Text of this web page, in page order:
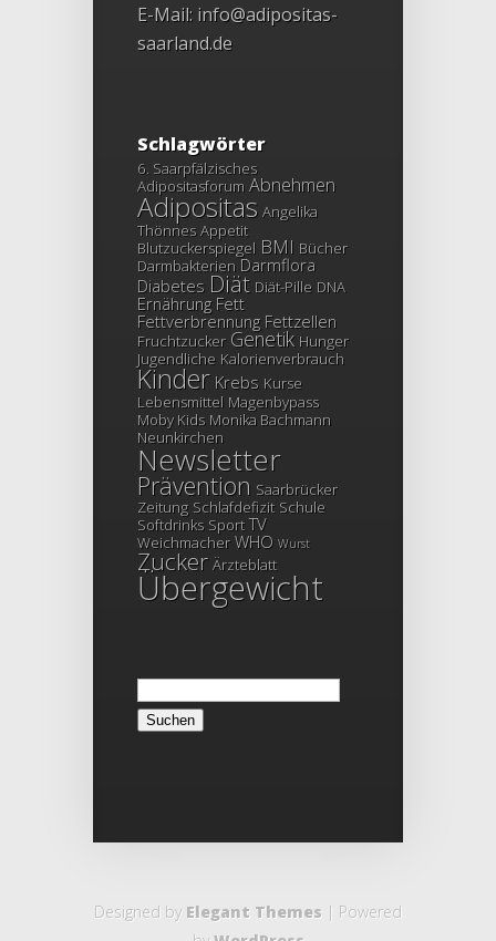
E-Mail: info@adipositas-
saarland.de
Schlagwörter
6. Saarpfälzisches
Adipositasforum Abnehmen
Adipositas Angelika
Thönnes Appetit
Blutzuckerspiegel BMI Bücher
Darmbakterien Darmflora
Diabetes Diät Diät-Pille DNA
Ernährung Fett
Fettverbrennung Fettzellen
Fruchtzucker Genetik Hunger
Jugendliche Kalorienverbrauch
Kinder Krebs Kurse
Lebensmittel Magenbypass
Moby Kids Monika Bachmann
Neunkirchen
Newsletter
Prävention Saarbrücker
Zeitung Schlafdefizit Schule
Softdrinks Sport TV
Weichmacher WHO Wurst
Zucker Ärzteblatt
Übergewicht
Suchen
nach:
Designed by Elegant Themes | Powered